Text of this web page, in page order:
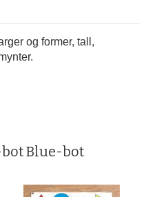
og former, tall,
Blue-bot